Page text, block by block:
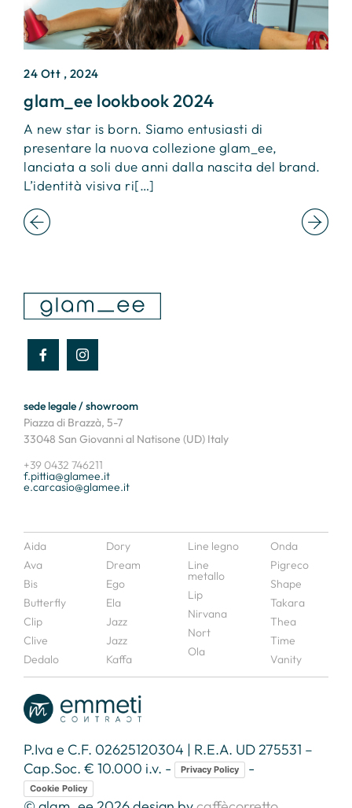
24 Ott , 2024
glam_ee lookbook 2024
A new star is born. Siamo entusiasti di
presentare la nuova collezione glam_ee,
lanciata a soli due anni dalla nascita del brand.
L’identità visiva ri[…]
sede legale / showroom
Piazza di Brazzà, 5-7
33048 San Giovanni al Natisone (UD) Italy
+39 0432 746211
f.pittia@glamee.it
e.carcasio@glamee.it
Aida
Ava
Bis
Butterfly
Clip
Clive
Dedalo
Dory
Dream
Ego
Ela
Jazz
Jazz
Kaffa
Line legno
Line
metallo
Lip
Nirvana
Nort
Ola
Onda
Pigreco
Shape
Takara
Thea
Time
Vanity
P.Iva e C.F. 02625120304 | R.E.A. UD 275531 –
Cap.Soc. € 10.000 i.v. -
Privacy Policy -
Cookie Policy